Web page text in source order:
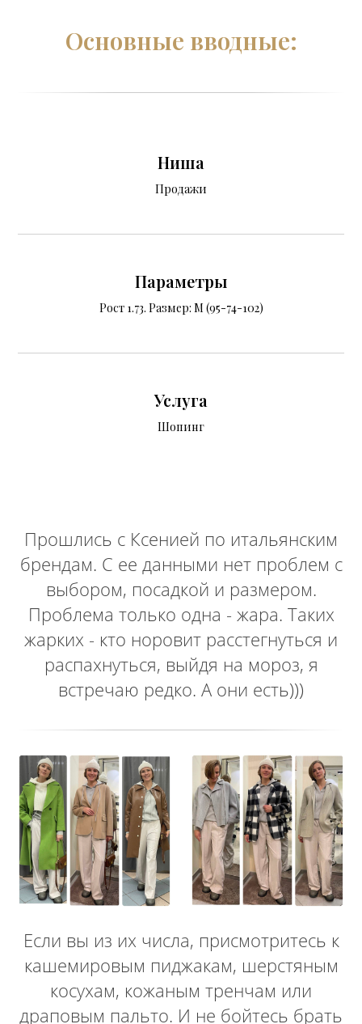
Основные вводные:
Ниша
Продажи
Параметры
Рост 1.73. Размер: М (95-74-102)
Услуга
Шопинг
Прошлись с Ксенией по итальянским
брендам. С ее данными нет проблем с
выбором, посадкой и размером.
Проблема только одна - жара. Таких
жарких - кто норовит расстегнуться и
распахнуться, выйдя на мороз, я
встречаю редко. А они есть)))
Если вы из их числа, присмотритесь к
кашемировым пиджакам, шерстяным
косухам, кожаным тренчам или
драповым пальто. И не бойтесь брать